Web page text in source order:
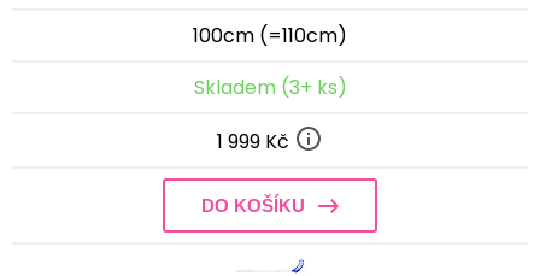
100cm (=110cm)
Skladem (3+ ks)
1 999 Kč
DO KOŠÍKU